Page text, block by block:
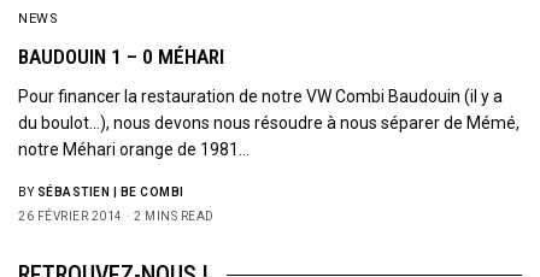
NEWS
BAUDOUIN 1 – 0 MÉHARI
Pour financer la restauration de notre VW Combi Baudouin (il y a
du boulot…), nous devons nous résoudre à nous séparer de Mémé,
notre Méhari orange de 1981…
BY SÉBASTIEN | BE COMBI
26 FÉVRIER 2014
2 MINS READ